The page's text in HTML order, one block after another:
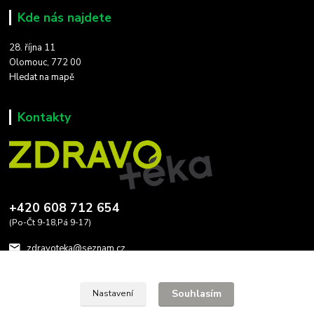
Kde nás najdete
28. října 11
Olomouc, 772 00
Hledat na mapě
Kontakty
+420 608 712 654
(Po-Čt 9-18,Pá 9-17)
zdravoteka@seznam.cz
Nastavení Souhlasím